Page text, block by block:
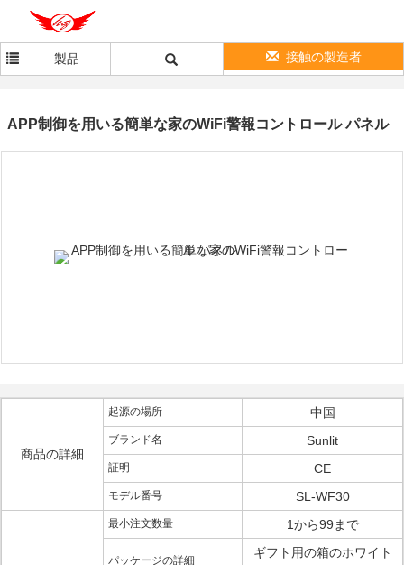
製品 接触の製造者
APP制御を用いる簡単な家のWiFi警報コントロール パネル
商品の詳細
起源の場所 中国
ブランド名 Sunlit
証明 CE
モデル番号 SL-WF30
最小注文数量 1から99まで
パッケージの詳細
ギフト用の箱のホワイト